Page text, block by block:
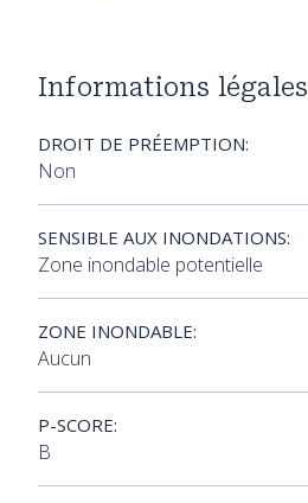
Informations légales
DROIT DE PRÉEMPTION:
Non
SENSIBLE AUX INONDATIONS:
Zone inondable potentielle
ZONE INONDABLE:
Aucun
P-SCORE:
B